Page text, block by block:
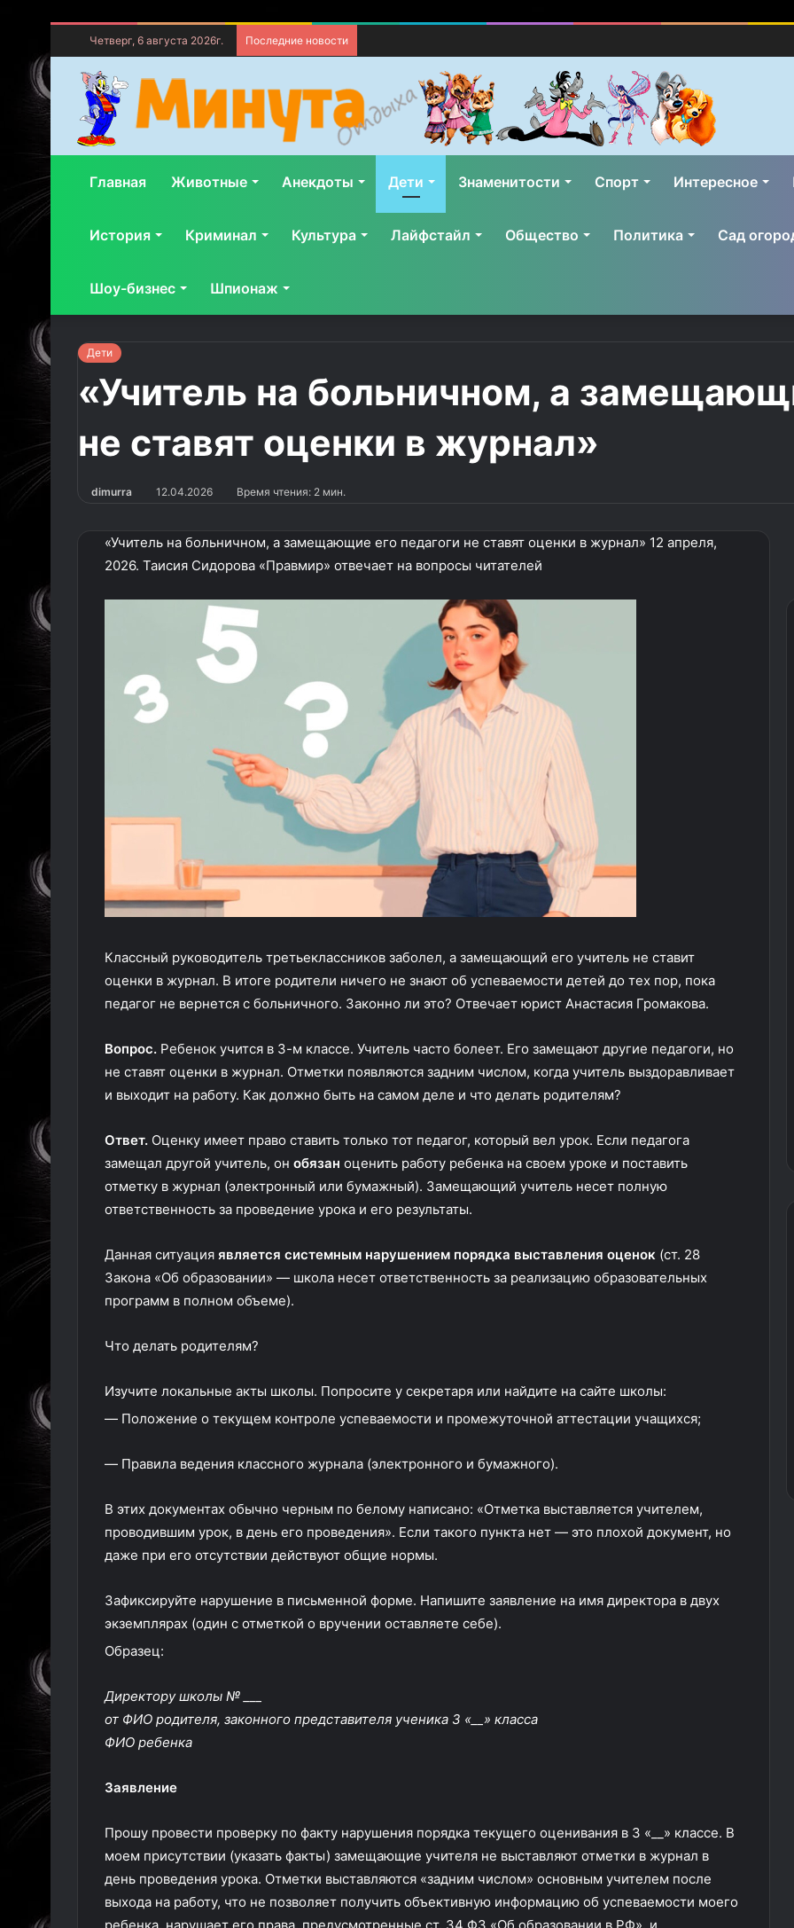
Четверг, 6 августа 2026г. Последние новости
Главная Животные Анекдоты Дети Знаменитости Спорт Интересное
История Криминал Культура Лайфстайл Общество Политика Сад
Шоу-бизнес Шпионаж
Дети
«Учитель на больничном, а
не ставят оценки в журнал»
dimurra 12.04.2026 Время чтения: 2 мин.
«Учитель на больничном, а замещающие его педагоги не ставят оценки в журнал» 12 апреля,
2026. Таисия Сидорова «Правмир» отвечает на вопросы читателей
Классный руководитель третьеклассников заболел, а замещающий его учитель не ставит
оценки в журнал. В итоге родители ничего не знают об успеваемости детей до тех пор, пока
педагог не вернется с больничного. Законно ли это? Отвечает юрист Анастасия Громакова.
Вопрос. Ребенок учится в 3-м классе. Учитель часто болеет. Его замещают другие педагоги, но
не ставят оценки в журнал. Отметки появляются задним числом, когда учитель выздоравливает
и выходит на работу. Как должно быть на самом деле и что делать родителям?
Ответ. Оценку имеет право ставить только тот педагог, который вел урок. Если педагога
замещал другой учитель, он обязан оценить работу ребенка на своем уроке и поставить
отметку в журнал (электронный или бумажный). Замещающий учитель несет полную
ответственность за проведение урока и его результаты.
Данная ситуация является системным нарушением порядка выставления оценок (ст. 28
Закона «Об образовании» — школа несет ответственность за реализацию образовательных
программ в полном объеме).
Что делать родителям?
Изучите локальные акты школы. Попросите у секретаря или найдите на сайте школы:
— Положение о текущем контроле успеваемости и промежуточной аттестации учащихся;
— Правила ведения классного журнала (электронного и бумажного).
В этих документах обычно черным по белому написано: «Отметка выставляется учителем,
проводившим урок, в день его проведения». Если такого пункта нет — это плохой документ, но
даже при его отсутствии действуют общие нормы.
Зафиксируйте нарушение в письменной форме. Напишите заявление на имя директора в двух
экземплярах (один с отметкой о вручении оставляете себе).
Образец:
Директору школы № ___
от ФИО родителя, законного представителя ученика 3 «__» класса
ФИО ребенка
Заявление
Прошу провести проверку по факту нарушения порядка текущего оценивания в 3 «__» классе. В
моем присутствии (указать факты) замещающие учителя не выставляют отметки в журнал в
день проведения урока. Отметки выставляются «задним числом» основным учителем после
выхода на работу, что не позволяет получить объективную информацию об успеваемости моего